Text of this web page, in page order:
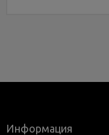
Информация